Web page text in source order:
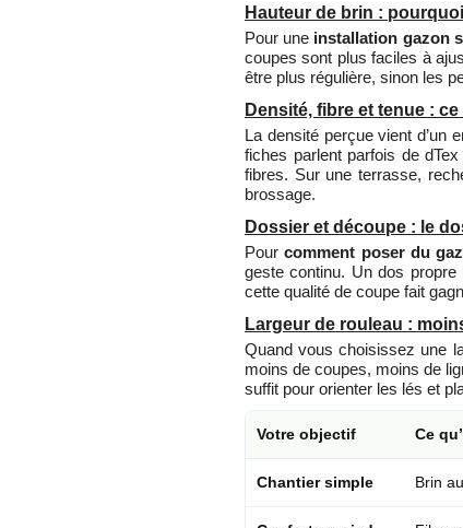
Hauteur de brin :
Pour une installation gazon
coupes sont plus faciles à
être plus régulière, sinon les
Densité, fibre et tenue :
La densité perçue vient d’un
fiches parlent parfois de
fibres. Sur une terrasse,
brossage.
Dossier et découpe : le
Pourcomment poser du
geste continu. Un dos
cette qualité de coupe fait
Largeur de rouleau :
Quand vous choisissez une
moins de coupes, moins de
suffit pour orienter les lés et
Votre objectif Ce
Chantier simple Brin